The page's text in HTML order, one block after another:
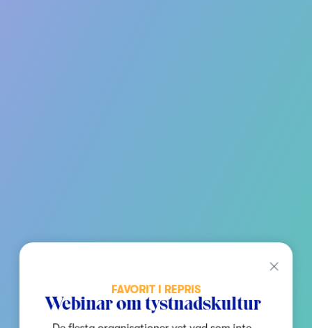
FAVORIT I REPRIS
Webinar om tystnadskultur